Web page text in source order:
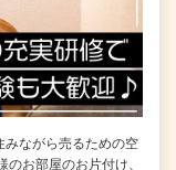
みながら売るための空
お部屋のお片付け、